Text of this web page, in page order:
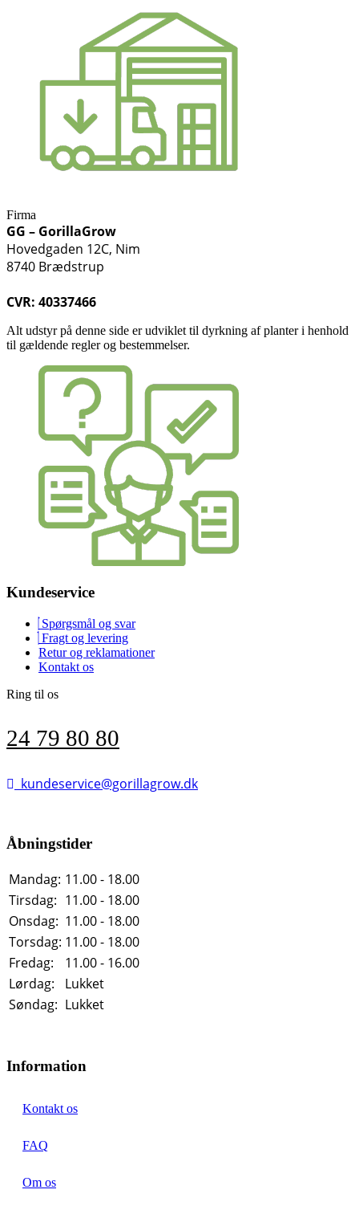
Firma
GG – GorillaGrow
Hovedgaden 12C, Nim
8740 Brædstrup
CVR: 40337466
Alt udstyr på denne side er udviklet til dyrkning af planter i henhold
til gældende regler og bestemmelser.
Kundeservice
Spørgsmål og svar
Fragt og levering
Retur og reklamationer
Kontakt os
Ring til os
24 79 80 80
kundeservice@gorillagrow.dk
Åbningstider
Mandag: 11.00 - 18.00
Tirsdag: 11.00 - 18.00
Onsdag: 11.00 - 18.00
Torsdag: 11.00 - 18.00
Fredag:
11.00 - 16.00
Lørdag:
Lukket
Søndag: Lukket
Information
Kontakt os
FAQ
Om os